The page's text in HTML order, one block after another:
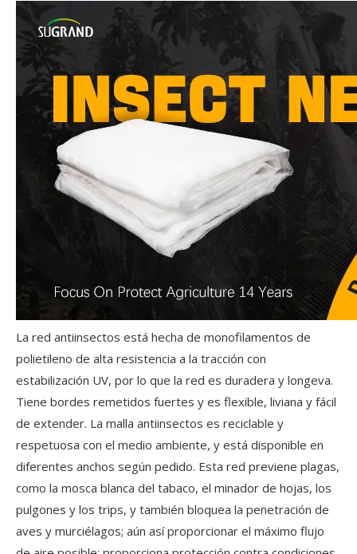
La red antiinsectos está hecha de monofilamentos de
polietileno de alta resistencia a la tracción con
estabilización UV, por lo que la red es duradera y longeva.
Tiene bordes remetidos fuertes y es flexible, liviana y fácil
de extender. La malla antiinsectos es reciclable y
respetuosa con el medio ambiente, y está disponible en
diferentes anchos según pedido. Esta red previene plagas,
como la mosca blanca del tabaco, el minador de hojas, los
pulgones y los trips, y también bloquea la penetración de
aves y murciélagos; aún así proporcionar el máximo flujo